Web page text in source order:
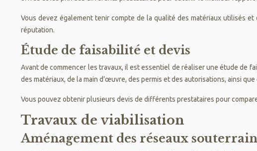
Vous devez également tenir compte de la qualité des matériaux utilisés
réputation.
Étude de faisabilité et devis
Avant de commencer les travaux, il est essentiel de réaliser une étude de
des matériaux, de la main d’œuvre, des permis et des autorisations, ainsi
Vous pouvez obtenir plusieurs devis de différents prestataires pour
Travaux de viabilisation
Aménagement des réseaux